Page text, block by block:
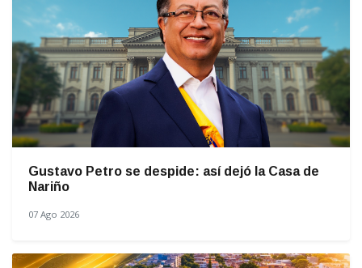
Gustavo Petro se despide: así dejó la Casa de
Nariño
07 Ago 2026